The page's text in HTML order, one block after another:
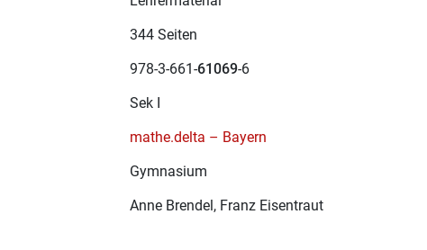
344 Seiten
978-3-661-61069-6
Sek I
mathe.delta – Bayern
Gymnasium
Anne Brendel , Franz Eisentraut